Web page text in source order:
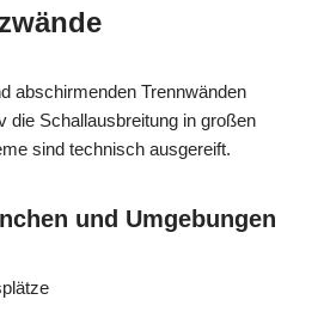
abschirmenden Trennwänden
die Schallausbreitung in großen
sind technisch ausgereift.
und Umgebungen